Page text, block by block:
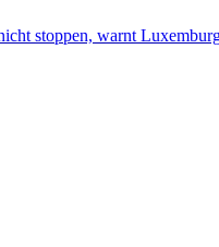
stoppen, warnt